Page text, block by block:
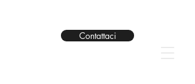
Contattaci